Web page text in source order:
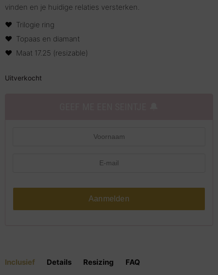
vinden en je huidige relaties versterken.
Trilogie ring
Topaas en diamant
Maat 17.25 (resizable)
Uitverkocht
Aanmelden
Inclusief Details Resizing FAQ